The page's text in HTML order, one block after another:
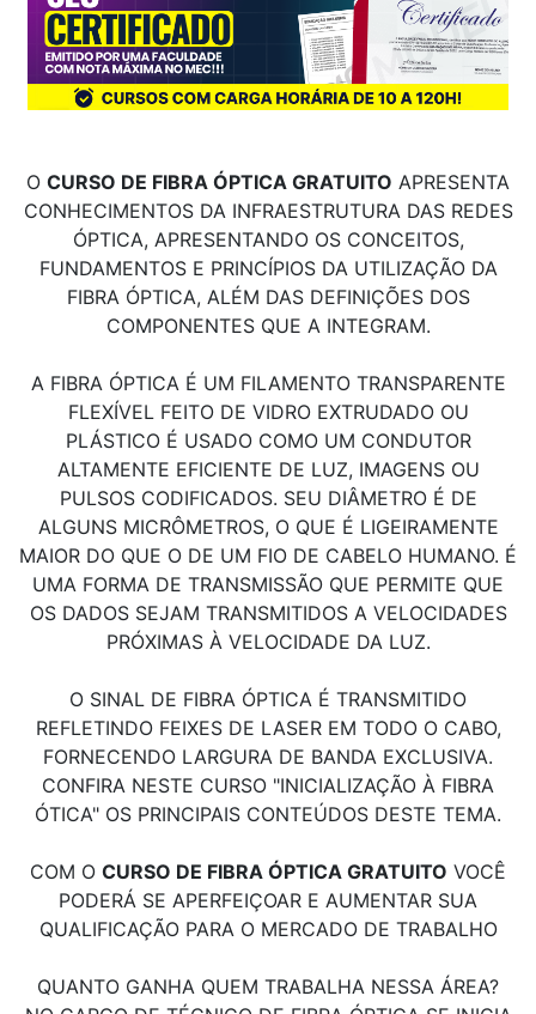
O CURSO DE FIBRA ÓPTICA GRATUITO APRESENTA
CONHECIMENTOS DA INFRAESTRUTURA DAS REDES
ÓPTICA, APRESENTANDO OS CONCEITOS,
FUNDAMENTOS E PRINCÍPIOS DA UTILIZAÇÃO DA
FIBRA ÓPTICA, ALÉM DAS DEFINIÇÕES DOS
COMPONENTES QUE A INTEGRAM.
A FIBRA ÓPTICA É UM FILAMENTO TRANSPARENTE
FLEXÍVEL FEITO DE VIDRO EXTRUDADO OU
PLÁSTICO É USADO COMO UM CONDUTOR
ALTAMENTE EFICIENTE DE LUZ, IMAGENS OU
PULSOS CODIFICADOS. SEU DIÂMETRO É DE
ALGUNS MICRÔMETROS, O QUE É LIGEIRAMENTE
MAIOR DO QUE O DE UM FIO DE CABELO HUMANO. É
UMA FORMA DE TRANSMISSÃO QUE PERMITE QUE
OS DADOS SEJAM TRANSMITIDOS A VELOCIDADES
PRÓXIMAS À VELOCIDADE DA LUZ.
O SINAL DE FIBRA ÓPTICA É TRANSMITIDO
REFLETINDO FEIXES DE LASER EM TODO O CABO,
FORNECENDO LARGURA DE BANDA EXCLUSIVA.
CONFIRA NESTE CURSO "INICIALIZAÇÃO À FIBRA
ÓTICA" OS PRINCIPAIS CONTEÚDOS DESTE TEMA.
COM O CURSO DE FIBRA ÓPTICA GRATUITO VOCÊ
PODERÁ SE APERFEIÇOAR E AUMENTAR SUA
QUALIFICAÇÃO PARA O MERCADO DE TRABALHO
QUANTO GANHA QUEM TRABALHA NESSA ÁREA?